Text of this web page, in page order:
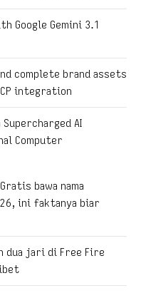
Google Gemini 3.1
complete brand assets
integration
AI
Computer
bawa nama
ini faktanya biar
dua jari di Free Fire